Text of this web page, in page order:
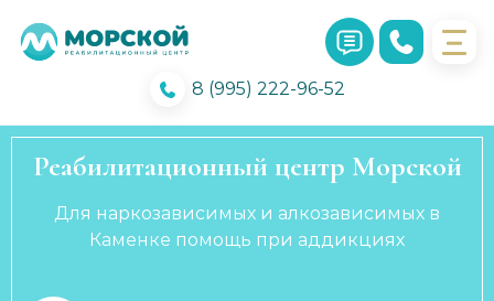
8 (995) 222-96-52
Реабилитационный центр Морской
Для наркозависимых и алкозависимых в
Каменке помощь при аддикциях